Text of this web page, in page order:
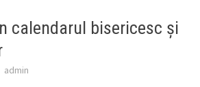
calendarul bisericesc și
admin